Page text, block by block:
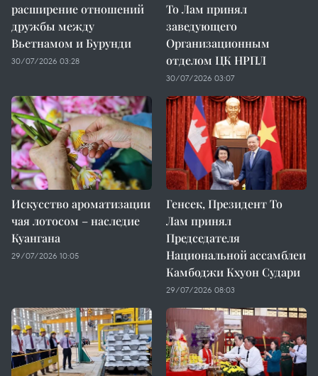
расширение отношений
дружбы между
Вьетнамом и Бурунди
30/07/2026 03:28
То Лам принял
заведующего
Организационным
отделом ЦК НРПЛ
30/07/2026 03:07
Искусство ароматизации
чая лотосом – наследие
Куангана
29/07/2026 10:05
Генсек, Президент То
Лам принял
Председателя
Национальной ассамблеи
Камбоджи Кхуон Судари
29/07/2026 08:03